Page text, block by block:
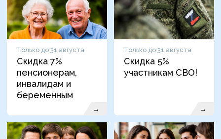
Только до 31 августа
Скидка 7%
пенсионерам,
инвалидам и
беременным
→
Только до 31 августа
Скидка 5%
участникам СВО!
→